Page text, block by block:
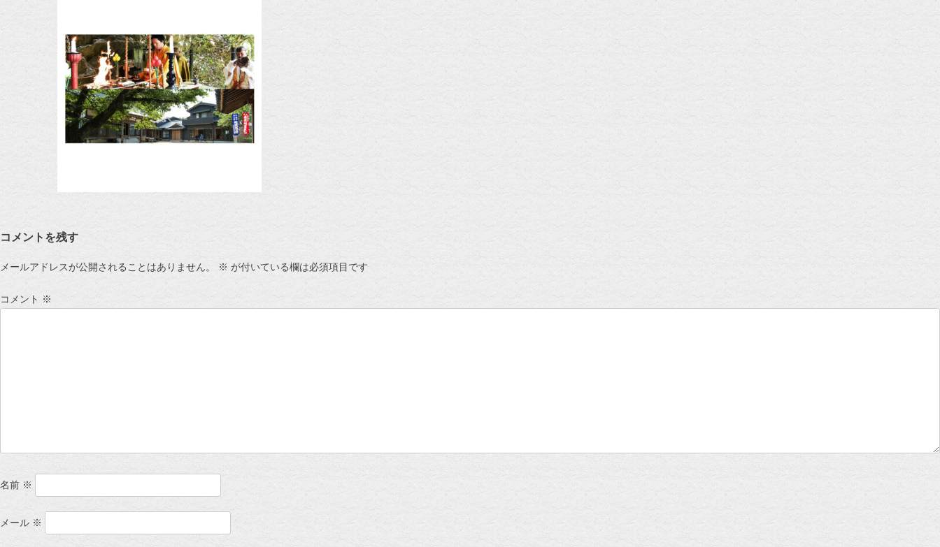
コメントを残す
メールアドレスが公開されることはありません。 ※ が付いている欄は必須項目です
コメント ※
名前 ※
メール ※